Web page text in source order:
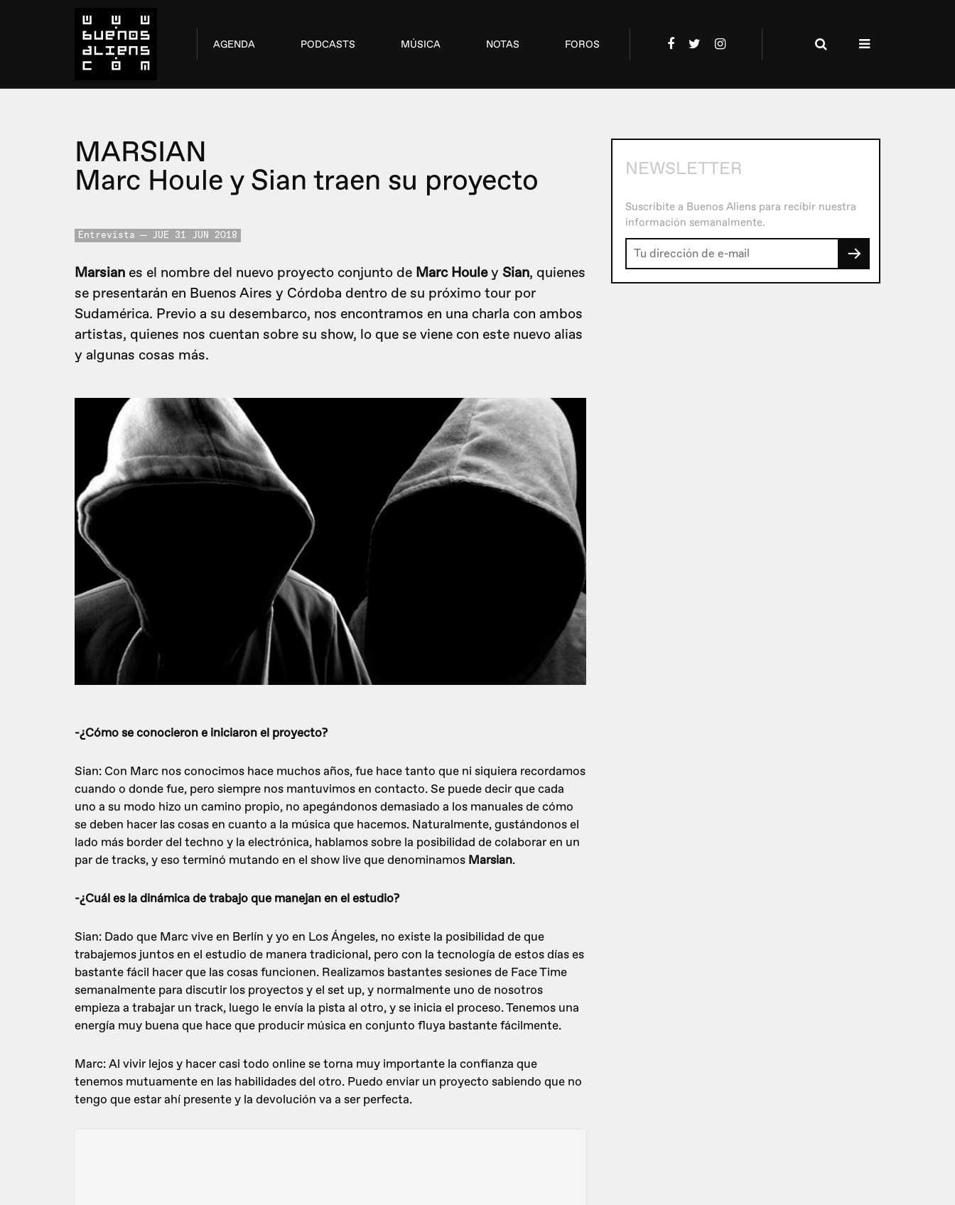
AGENDA PODCASTS MÚSICA NOTAS FOROS
MARSIAN
Marc Houle y Sian traen su proyecto
Entrevista JUE 31 JUN 2018
Marsian es el nombre del nuevo proyecto conjunto de Marc Houley Sian, quienes
se presentarán en Buenos Aires y Córdoba dentro de su próximo tour por
Sudamérica. Previo a su desembarco, nos encontramos en una charla con ambos
artistas, quienes nos cuentan sobre su show, lo que se viene con este nuevo alias
y algunas cosas más.
-¿Cómo se conocieron e iniciaron el proyecto?
Sian: Con Marc nos conocimos hace muchos años, fue hace tanto que ni siquiera recordamos
cuando o donde fue, pero siempre nos mantuvimos en contacto. Se puede decir que cada
uno a su modo hizo un camino propio, no apegándonos demasiado a los manuales de cómo
se deben hacer las cosas en cuanto a la música que hacemos. Naturalmente, gustándonos el
lado más border del techno y la electrónica, hablamos sobre la posibilidad de colaborar en un
par de tracks, y eso terminó mutando en el show live que denominamos Marsian.
-¿Cuál es la dinámica de trabajo que manejan en el estudio?
Sian: Dado que Marc vive en Berlín y yo en Los Ángeles, no existe la posibilidad de que
trabajemos juntos en el estudio de manera tradicional, pero con la tecnología de estos días es
bastante fácil hacer que las cosas funcionen. Realizamos bastantes sesiones de Face Time
semanalmente para discutir los proyectos y el set up, y normalmente uno de nosotros
empieza a trabajar un track, luego le envía la pista al otro, y se inicia el proceso. Tenemos una
energía muy buena que hace que producir música en conjunto fluya bastante fácilmente.
Marc: Al vivir lejos y hacer casi todo online se torna muy importante la confianza que
tenemos mutuamente en las habilidades del otro. Puedo enviar un proyecto sabiendo que no
tengo que estar ahí presente y la devolución va a ser perfecta.
NEWSLETTER
Suscribite a Buenos Aliens para recibir nuestra
información semanalmente.
→